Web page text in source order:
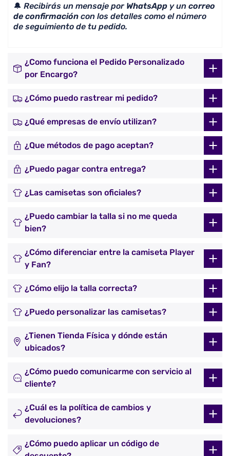
🔔 Recibirás un mensaje por WhatsApp y un correo
de confirmación con los detalles como el número
de seguimiento de tu pedido.
¿Como funciona el Pedido Personalizado
por Encargo?
¿Cómo puedo rastrear mi pedido?
¿Qué empresas de envío utilizan?
¿Que métodos de pago aceptan?
¿Puedo pagar contra entrega?
¿Las camisetas son oficiales?
¿Puedo cambiar la talla si no me queda
bien?
¿Cómo diferenciar entre la camiseta Player
y Fan?
¿Cómo elijo la talla correcta?
¿Puedo personalizar las camisetas?
¿Tienen Tienda Física y dónde están
ubicados?
¿Cómo puedo comunicarme con servicio al
cliente?
¿Cuál es la política de cambios y
devoluciones?
¿Cómo puedo aplicar un código de